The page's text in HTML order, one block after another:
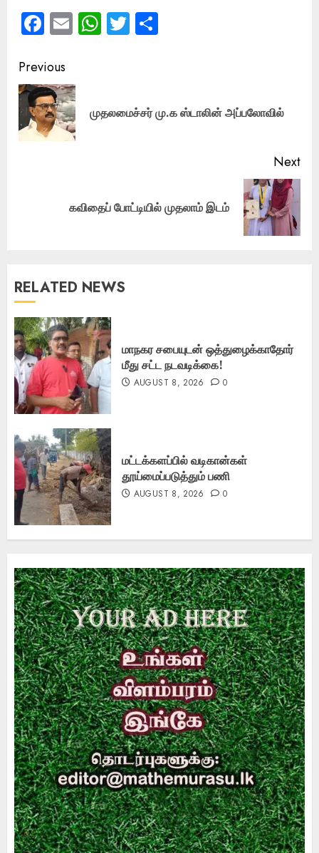
Facebook
EmailWhatsApp
Twitter
Post
navigation
Previous
முதலமைச்சர் மு.க ஸ்டாலின் அப்பலோவில்
Next
கவிதைப் போட்டியில் முதலாம் இடம்
RELATED NEWS
மாநகர சபையுடன் ஒத்துழைக்காதோர்
மீது சட்ட நடவடிக்கை!
AUGUST 8, 2026 0
மட்டக்களப்பில் வடிகான்கள்
தூய்மைப்படுத்தும் பணி
AUGUST 8, 2026 0